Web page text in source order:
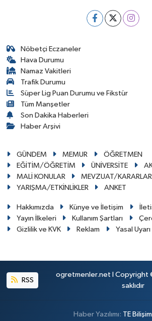
Nöbetçi Eczaneler
Hava Durumu
Namaz Vakitleri
Trafik Durumu
Süper Lig Puan Durumu ve Fikstür
Tüm Manşetler
Son Dakika Haberleri
Haber Arşivi
GÜNDEM MEMUR
ÖĞRETMEN
EĞİTİM/ÖĞRETİM
ÜNİVERSİTE
MALİ KONULAR
MEVZUAT/KARARLAR
YARIŞMA/ETKİNLİKLER
ANKET
Hakkımızda Künye ve İletişim
Yayın İlkeleri
Kullanım Şartları
Gizlilik ve KVK
Reklam Yasal Uyarı
RSS
ogretmenler.net I Copyright
saklıdır
Haber Yazılımı: TE Bilişim